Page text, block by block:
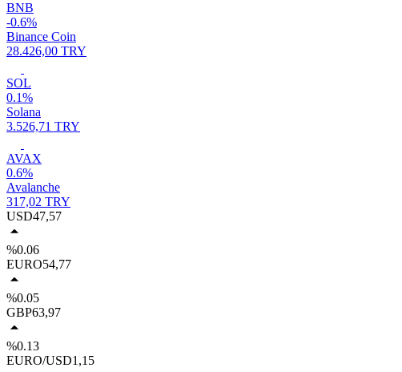
BNB
-0.6%
Binance Coin
28.426,00 TRY
SOL
0.1%
Solana
3.526,71 TRY
AVAX
0.6%
Avalanche
317,02 TRY
USD47,57
%0.06
EURO54,77
%0.05
GBP63,97
%0.13
EURO/USD1,15